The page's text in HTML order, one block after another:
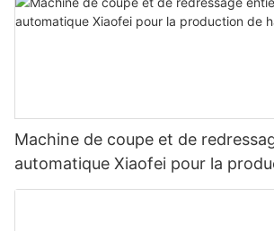
Machine de coupe et de
automatique Xiaofei pour la
précision